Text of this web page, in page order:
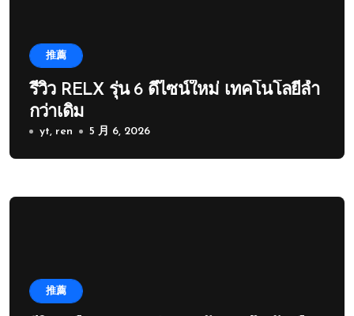
推薦
รีวิว RELX รุ่น 6 ดีไซน์ใหม่ เทคโนโลยีล้ำ
กว่าเดิม
yt, ren 5 月 6, 2026
推薦